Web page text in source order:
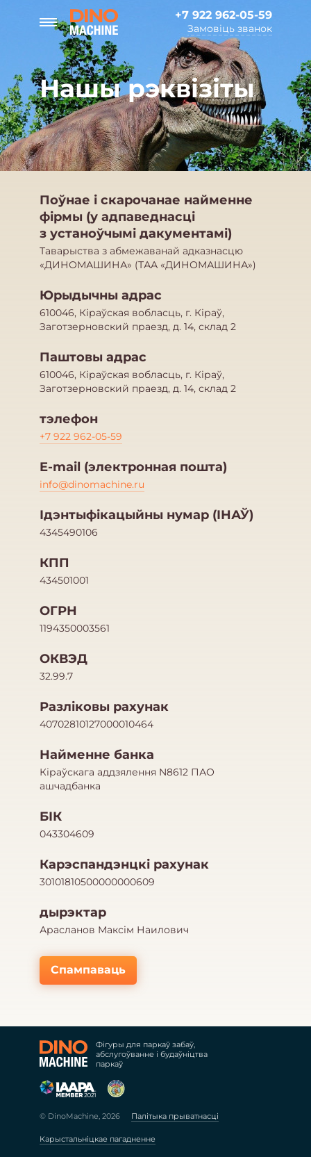
+7 922 962-05-59
Замовіць званок
Нашы рэквізіты
Поўнае і скарочанае найменне
фірмы (у адпаведнасці
з устаноўчымі дакументамі)
Таварыства з абмежаванай адказнасцю
«ДИНОМАШИНА» (ТАА «ДИНОМАШИНА»)
Юрыдычны адрас
610046, Кіраўская вобласць, г. Кіраў,
Заготзерновский праезд, д. 14, склад 2
Паштовы адрас
610046, Кіраўская вобласць, г. Кіраў,
Заготзерновский праезд, д. 14, склад 2
тэлефон
+7 922 962-05-59
E-mail (электронная пошта)
info@dinomachine.ru
Ідэнтыфікацыйны нумар (ІНАЎ)
4345490106
КПП
434501001
ОГРН
1194350003561
ОКВЭД
32.99.7
Разліковы рахунак
40702810127000010464
Найменне банка
Кіраўскага аддзялення N8612 ПАО
ашчадбанка
БІК
043304609
Карэспандэнцкі рахунак
30101810500000000609
дырэктар
Арасланов Максім Наилович
Спампаваць
Фігуры для паркаў забаў,
абслугоўванне і будаўніцтва
паркаў
© DinoMachine, 2026 Палітыка прыватнасці
Карыстальніцкае пагадненне